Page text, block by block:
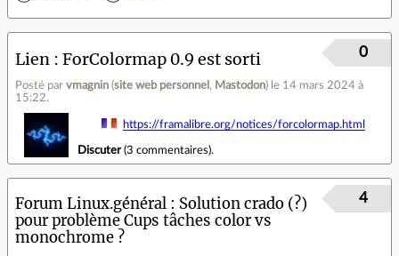
Lien ForColormap 0.9 est sorti
Posté par vmagnin (site web personnel , Mastodon) le 14 mars 2024 à
15:22.
0
https://framalibre.org/notices/forcolormap.html
Discuter(3 commentaires).
Forum Linux.général
Solution crado (?)
pour problème Cups tâches color vs
monochrome ?
4